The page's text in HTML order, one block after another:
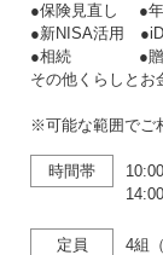
●保険見直
●新NISA活用
●相続 ●贈
その他くらしとお
※可能な範囲でご
時間帯
定員 4組